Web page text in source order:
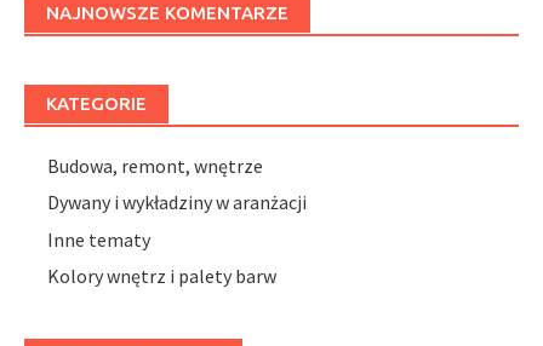
NAJNOWSZE KOMENTARZE
KATEGORIE
Budowa, remont, wnętrze
Dywany i wykładziny w aranżacji
Inne tematy
Kolory wnętrz i palety barw